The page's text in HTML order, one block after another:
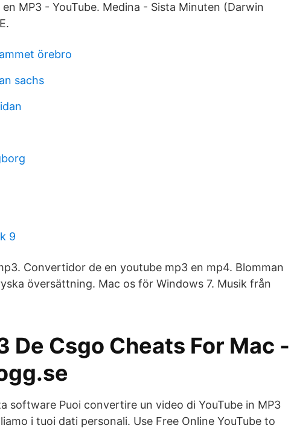
MP3 - YouTube. Medina - Sista Minuten (Darwin
örebro
sachs
9
Convertidor de en youtube mp3 en mp4. Blomman
översättning. Mac os för Windows 7. Musik från
De Csgo Cheats For Mac -
software Puoi convertire un video di YouTube in MP3
i tuoi dati personali. Use Free Online YouTube to